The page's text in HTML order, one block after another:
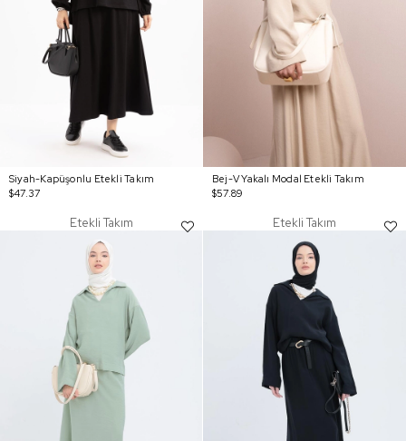
Siyah-Kapüşonlu Etekli Takım
$47.37
Bej-V Yakalı Modal Etekli Takım
$57.89
Etekli Takım Etekli Takım